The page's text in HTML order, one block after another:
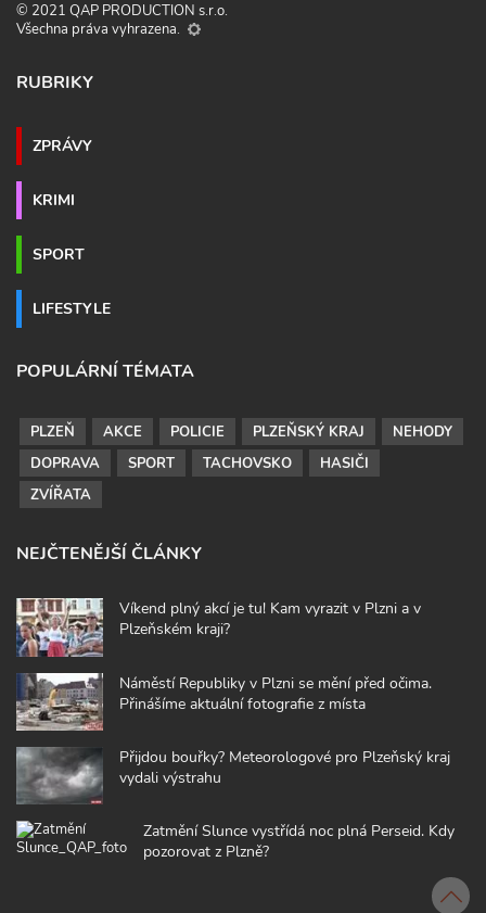
© 2021 QAP PRODUCTION s.r.o.
Všechna práva vyhrazena.
RUBRIKY
ZPRÁVY
KRIMI
SPORT
LIFESTYLE
POPULÁRNÍ TÉMATA
PLZEŇ AKCE POLICIE PLZEŇSKÝ KRAJ
NEHODY
DOPRAVA
SPORT TACHOVSKO
HASIČI
ZVÍŘATA
NEJČTENĚJŠÍ ČLÁNKY
Víkend plný akcí je tu! Kam vyrazit v Plzni a v
Plzeňském kraji?
Náměstí Republiky v Plzni se mění před očima.
Přinášíme aktuální fotografie z místa
Přijdou bouřky? Meteorologové pro Plzeňský kraj
vydali výstrahu
Zatmění Slunce vystřídá noc plná Perseid. Kdy
pozorovat z Plzně?